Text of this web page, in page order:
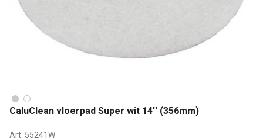
CaluClean vloerpad Super wit 14'' (356mm)
Art: 55241W